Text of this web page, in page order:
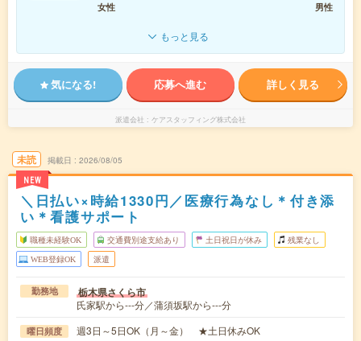
女性
男性
もっと見る
気になる! 応募へ進む 詳しく見る
派遣会社 ケアスタッフィング株式会社
未読
NEW
掲載日 2026/08/05
＼日払い×時給1330円／医療行為なし＊付き添
い＊看護サポート
職種未経験OK 交通費別途支給あり 土日祝日が休み 残業なし
WEB登録OK 派遣
勤務地 栃木県さくら市
氏家駅から---分／蒲須坂駅から---分
曜日頻度 週3日～5日OK（月～金） ★土日休みOK